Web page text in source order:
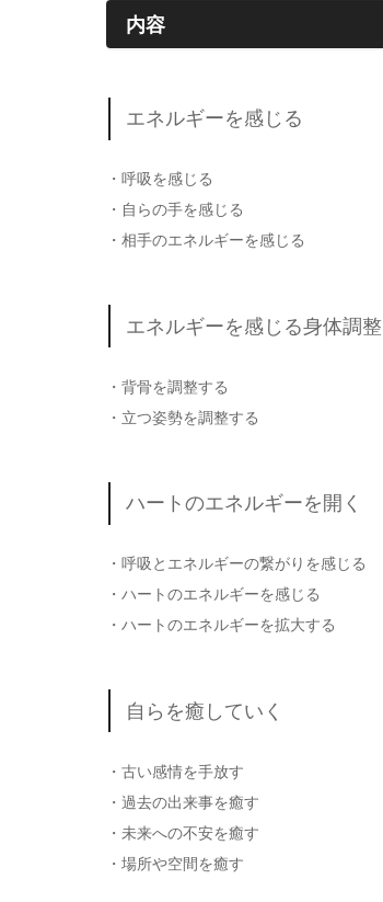
内容
エネルギーを感じる
・呼吸を感じる
・自らの手を感じる
・相手のエネルギーを感じる
エネルギーを感じる身体調整
・背骨を調整する
・立つ姿勢を調整する
ハートのエネルギーを開く
・呼吸とエネルギーの繋がりを感じる
・ハートのエネルギーを感じる
・ハートのエネルギーを拡大する
自らを癒していく
・古い感情を手放す
・過去の出来事を癒す
・未来への不安を癒す
・場所や空間を癒す